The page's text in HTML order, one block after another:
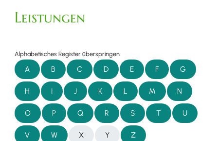
Leistungen
Alphabetisches Register überspringen
A B C D E F G
H I J K L M N
O P Q R S T U
V W X Y Z